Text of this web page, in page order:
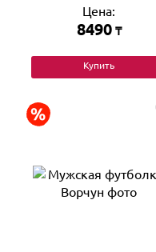
Цена:
8490 ₸
Купить